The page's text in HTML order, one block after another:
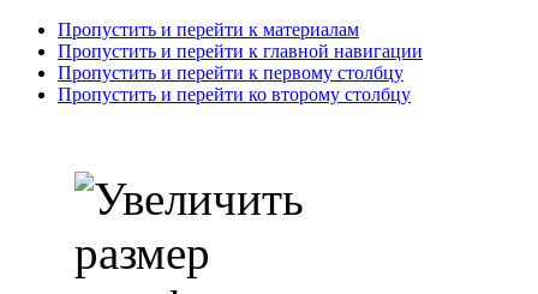
Пропустить и перейти к материалам
Пропустить и перейти к главной навигации
Пропустить и перейти к первому столбцу
Пропустить и перейти ко второму столбцу